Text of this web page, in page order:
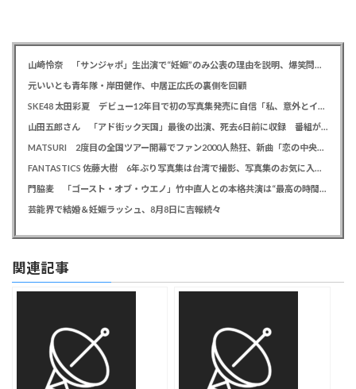
山崎怜奈 「サンジャポ」生出演で“妊娠”のみ公表の理由を説明、爆笑問題には「お祝い待ってます」
元いいとも青年隊・岸田健作、中居正広氏の裏側を回顧
SKE48 太田彩夏 デビュー12年目で初の写真集発売に自信「私、意外とイイ！」、勝負カットはベッド上のヌーディーな姿
山田五郎さん 「アド街ック天国」最後の出演、死去6日前に収録 番組が感謝「天国の五郎さんへ」
MATSURI 2度目の全国ツアー開幕でファン2000人熱狂、新曲「恋の中央線」も初披露「この曲で売れたいよ！」
FANTASTICS 佐藤大樹 6年ぶり写真集は台湾で撮影、写真集のお気に入りカットは「両親に見られるの恥ずかしい」
門脇麦 「ゴースト・オブ・ウエノ」竹中直人との本格共演は“最高の時間”「台本よりたくさんしゃべってた」
芸能界で結婚＆妊娠ラッシュ、8月8日に吉報続々
関連記事